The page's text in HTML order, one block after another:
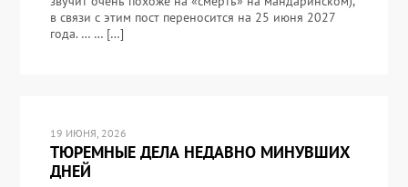
в связи с этим пост переносится на 25 июня 2027
года. … … […]
19 ИЮНЯ, 2026
ТЮРЕМНЫЕ ДЕЛА НЕДАВНО МИНУВШИХ
ДНЕЙ